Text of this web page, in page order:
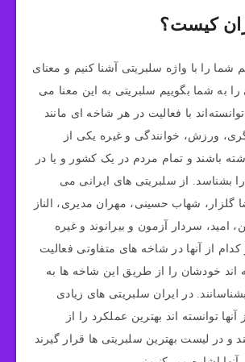
کیست؟
شما را با واژه سلبریتی آشنا کنیم و معنای
را به شما بگوییم سلبریتی به این معنا می
با فعالیت در هر شاخه ای مانند
ورزش، خوانندگی و غیره یکی از
باشند و تمام مردم در یک کشور و یا در
بشناسد. از سلبریتی های ایرانی می
گلزار، شهاب حسینی، مهران مدیری، الناز
امید، سردار آزمون و بیرانوند و غیره
کدام از آنها در شاخه های متفاوتی فعالیت
اند خودشان را از طریق این شاخه ها به
در ایران سلبریتی های زیادی
توانسته اند بهترین عملکرد را از
و در لیست بهترین سلبریتی ها قرار گیرند